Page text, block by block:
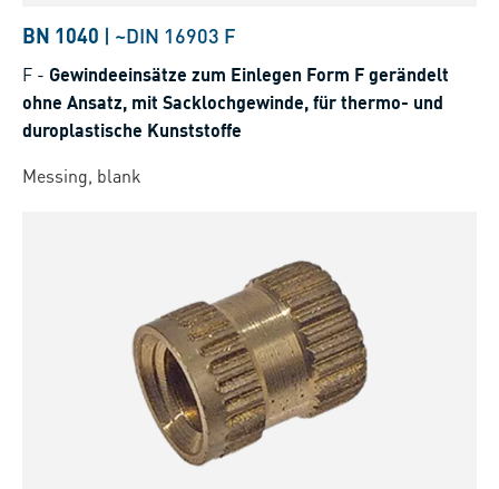
BN 1040 | ~DIN 16903 F
F - Gewindeeinsätze zum Einlegen Form F gerändelt
ohne Ansatz, mit Sacklochgewinde, für thermo- und
duroplastische Kunststoffe
Messing, blank